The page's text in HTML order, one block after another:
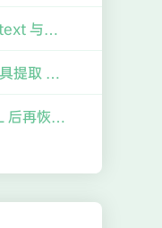
ECharts legend 图例文字 text 与图标 icon 对齐
如何用 chrome 的 shell 工具提取 FydeOS 的 firmware 驱动固件 (For You 11.4 Surface Pro 5)
Git 如何暂存本地更新 PULL 后再恢复本地更新? 如何撤销 Commit?